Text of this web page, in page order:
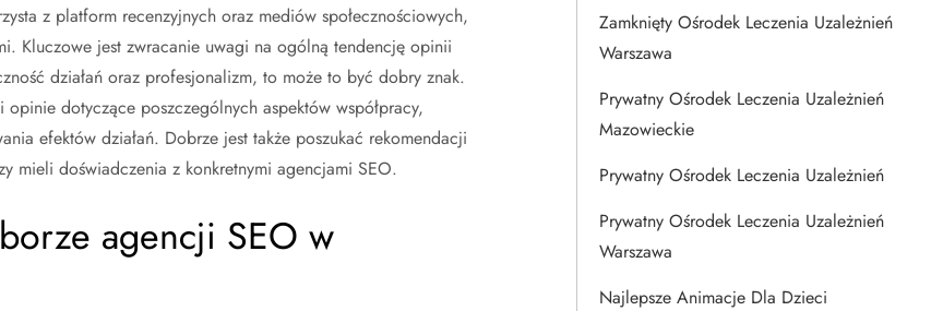
z platform recenzyjnych oraz mediów społecznościowych,
Kluczowe jest zwracanie uwagi na ogólną tendencję opinii
działań oraz profesjonalizm, to może to być dobry znak.
dotyczące poszczególnych aspektów współpracy,
efektów działań. Dobrze jest także poszukać rekomendacji
mieli doświadczenia z konkretnymi agencjami SEO.
agencji SEO w
Zamknięty Ośrodek Leczenia Uzależnień
Warszawa
Prywatny Ośrodek Leczenia Uzależnień
Mazowieckie
Prywatny Ośrodek Leczenia Uzależnień
Prywatny Ośrodek Leczenia Uzależnień
Warszawa
Najlepsze Animacje Dla Dzieci